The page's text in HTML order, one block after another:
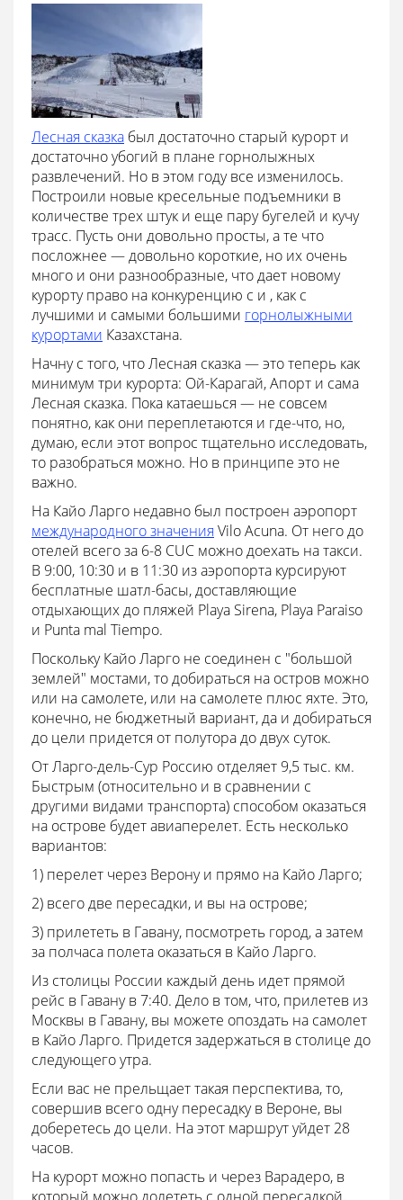
Лесная сказка был достаточно старый курорт и
достаточно убогий в плане горнолыжных
развлечений. Но в этом году все изменилось.
Построили новые кресельные подъемники в
количестве трех штук и еще пару бугелей и кучу
трасс. Пусть они довольно просты, а те что
посложнее — довольно короткие, но их очень
много и они разнообразные, что дает новому
курорту право на конкуренцию с и , как с
лучшими и самыми большими горнолыжными
курортами Казахстана.
Начну с того, что Лесная сказка — это теперь как
минимум три курорта: Ой-Карагай, Апорт и сама
Лесная сказка. Пока катаешься — не совсем
понятно, как они переплетаются и где-что, но,
думаю, если этот вопрос тщательно исследовать,
то разобраться можно. Но в принципе это не
важно.
На Кайо Ларго недавно был построен аэропорт
международного значения Vilo Acuna. От него до
отелей всего за 6-8 CUC можно доехать на такси.
В 9:00, 10:30 и в 11:30 из аэропорта курсируют
бесплатные шатл-басы, доставляющие
отдыхающих до пляжей Playa Sirena, Playa Paraiso
и Punta mal Tiempo.
Поскольку Кайо Ларго не соединен с "большой
землей" мостами, то добираться на остров можно
или на самолете, или на самолете плюс яхте. Это,
конечно, не бюджетный вариант, да и добираться
до цели придется от полутора до двух суток.
От Ларго-дель-Сур Россию отделяет 9,5 тыс. км.
Быстрым (относительно и в сравнении с
другими видами транспорта) способом оказаться
на острове будет авиаперелет. Есть несколько
вариантов:
1) перелет через Верону и прямо на Кайо Ларго;
2) всего две пересадки, и вы на острове;
3) прилететь в Гавану, посмотреть город, а затем
за полчаса полета оказаться в Кайо Ларго.
Из столицы России каждый день идет прямой
рейс в Гавану в 7:40. Дело в том, что, прилетев из
Москвы в Гавану, вы можете опоздать на самолет
в Кайо Ларго. Придется задержаться в столице до
следующего утра.
Если вас не прельщает такая перспектива, то,
совершив всего одну пересадку в Вероне, вы
доберетесь до цели. На этот маршрут уйдет 28
часов.
На курорт можно попасть и через Варадеро, в